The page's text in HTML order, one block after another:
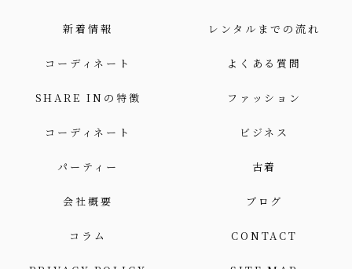
新着情報 レンタルまでの流れ
コーディネート よくある質問
SHARE INの特徴 ファッション
コーディネート ビジネス
パーティー 古着
会社概要 ブログ
コラム CONTACT